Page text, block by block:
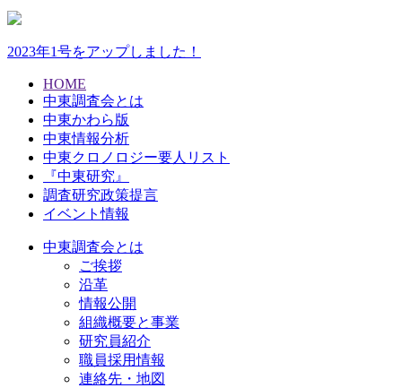
2023年1号をアップしました！
HOME
中東調査会とは
中東かわら版
中東情報分析
中東クロノロジー要人リスト
『中東研究』
調査研究政策提言
イベント情報
中東調査会とは
ご挨拶
沿革
情報公開
組織概要と事業
研究員紹介
職員採用情報
連絡先・地図